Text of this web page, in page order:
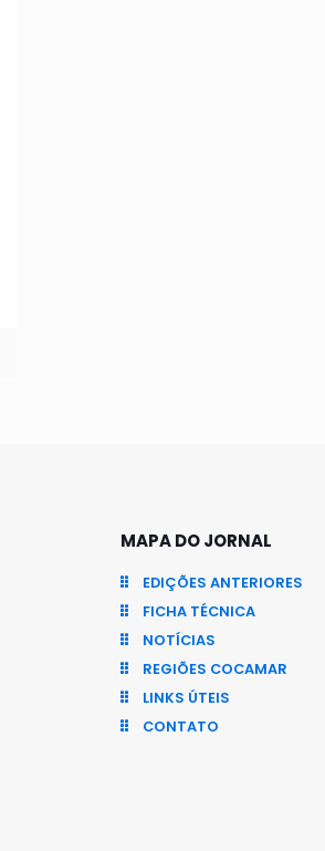
MAPA DO JORNAL
EDIÇÕES ANTERIORES
FICHA TÉCNICA
NOTÍCIAS
REGIÕES COCAMAR
LINKS ÚTEIS
CONTATO